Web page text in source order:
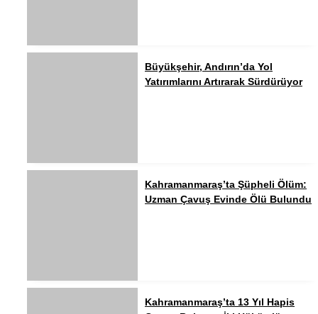
Büyükşehir, Andırın’da Yol
Yatırımlarını Artırarak Sürdürüyor
Kahramanmaraş’ta Şüpheli Ölüm:
Uzman Çavuş Evinde Ölü Bulundu
Kahramanmaraş’ta 13 Yıl Hapis